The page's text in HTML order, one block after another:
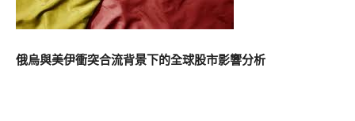
俄烏與美伊衝突合流背景下的全球股市影響分析